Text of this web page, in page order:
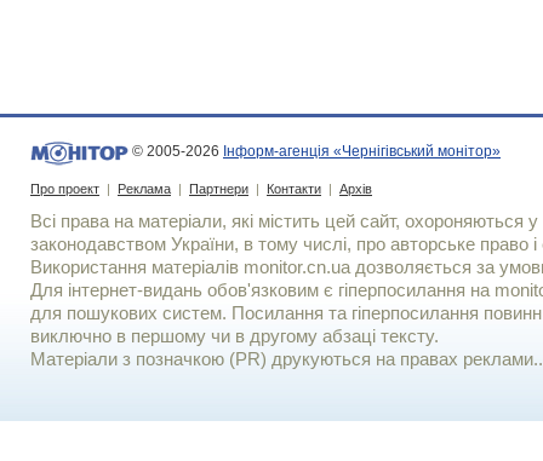
© 2005-2026 Інформ-агенція «Чернігівський монітор»
Про проект | Реклама | Партнери | Контакти | Архів
Всі права на матеріали, які містить цей сайт, охороняються у
законодавством України, в тому числі, про авторське право і
Використання матерiалiв monitor.cn.ua дозволяється за
Для iнтернет-видань обов'язковим є гiперпосилання на
для пошукових систем. Посилання та гіперпосилання
виключно в першому чи в другому абзаці тексту.
Матеріали з позначкою (PR) друкуються на правах реклами..